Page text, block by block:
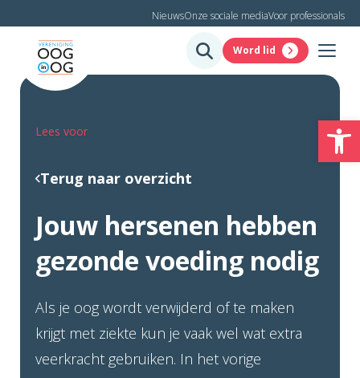
NieuwsOnze sociale mediaVoor professionals
Word lid
Lees voor
Terug naar overzicht
Jouw hersenen hebben
gezonde voeding nodig
Als je oog wordt verwijderd of te maken
krijgt met ziekte kun je vaak wel wat extra
veerkracht gebruiken. In het vorige